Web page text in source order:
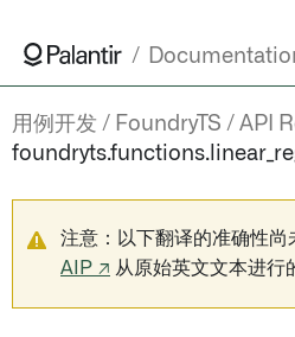
用例开发 FoundryTS
API
注意：以下翻译的准确性尚
AIP ↗ 从原始英文文本进行